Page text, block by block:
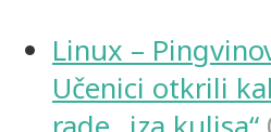
Linux –
Učenici otkrili